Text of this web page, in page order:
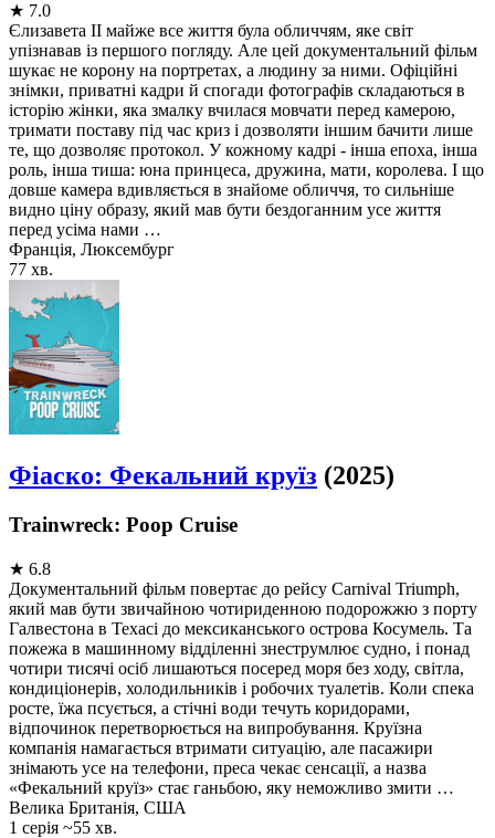
★ 7.0
Єлизавета II майже все життя була обличчям, яке світ
упізнавав із першого погляду. Але цей документальний фільм
шукає не корону на портретах, а людину за ними. Офіційні
знімки, приватні кадри й спогади фотографів складаються в
історію жінки, яка змалку вчилася мовчати перед камерою,
тримати поставу під час криз і дозволяти іншим бачити лише
те, що дозволяє протокол. У кожному кадрі - інша епоха, інша
роль, інша тиша: юна принцеса, дружина, мати, королева. І що
довше камера вдивляється в знайоме обличчя, то сильніше
видно ціну образу, який мав бути бездоганним усе життя
перед усіма нами …
Франція, Люксембург
77 хв.
Фіаско: Фекальний круїз (2025)
Trainwreck: Poop Cruise
★ 6.8
Документальний фільм повертає до рейсу Carnival Triumph,
який мав бути звичайною чотириденною подорожжю з порту
Галвестона в Техасі до мексиканського острова Косумель. Та
пожежа в машинному відділенні знеструмлює судно, і понад
чотири тисячі осіб лишаються посеред моря без ходу, світла,
кондиціонерів, холодильників і робочих туалетів. Коли спека
росте, їжа псується, а стічні води течуть коридорами,
відпочинок перетворюється на випробування. Круїзна
компанія намагається втримати ситуацію, але пасажири
знімають усе на телефони, преса чекає сенсації, а назва
«Фекальний круїз» стає ганьбою, яку неможливо змити …
Велика Британія, США
1 серія ~55 хв.